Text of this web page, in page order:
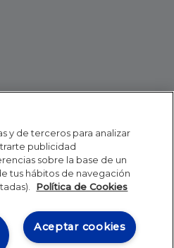
y de terceros para analizar
publicidad
sobre la base de un
tus hábitos de navegación
Política de Cookies
Aceptar cookies